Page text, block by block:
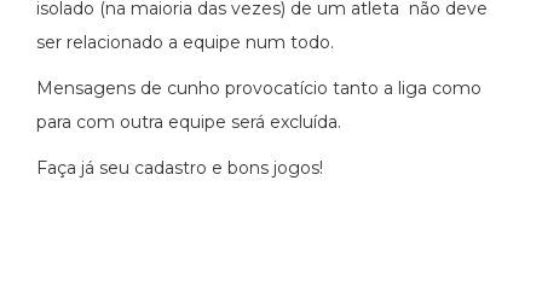
isolado (na maioria das vezes) de um atleta não deve
ser relacionado a equipe num todo.
Mensagens de cunho provocatício tanto a liga como
para com outra equipe será excluída.
Faça já seu cadastro e bons jogos!